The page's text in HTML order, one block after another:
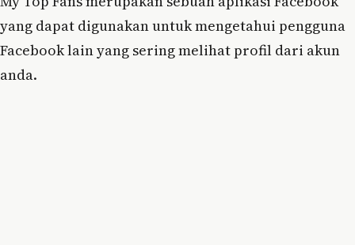
yang dapat digunakan untuk mengetahui pengguna
Facebook lain yang sering melihat profil dari akun
anda.